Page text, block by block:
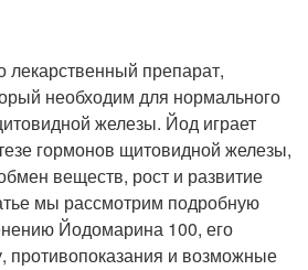
препарат,
необходим для нормального
железы. Йод играет
гормонов щитовидной железы,
веществ, рост и развитие
мы рассмотрим подробную
Йодомарина 100, его
противопоказания и возможные